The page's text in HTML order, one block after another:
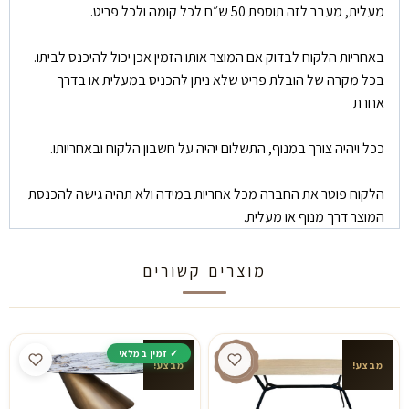
מעלית, מעבר לזה תוספת 50 ש״ח לכל קומה ולכל פריט.
באחריות הלקוח לבדוק אם המוצר אותו הזמין אכן יכול להיכנס לביתו.
בכל מקרה של הובלת פריט שלא ניתן להכניס במעלית או בדרך
אחרת
ככל ויהיה צורך במנוף, התשלום יהיה על חשבון הלקוח ובאחריותו.
הלקוח פוטר את החברה מכל אחריות במידה ולא תהיה גישה להכנסת
המוצר דרך מנוף או מעלית.
מוצרים קשורים
מבצע! מבצע!